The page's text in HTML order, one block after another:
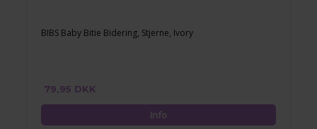
BIBS Baby Bitie Bidering, Stjerne, Ivory
79,95 DKK